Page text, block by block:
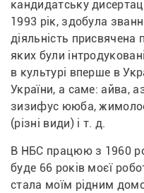
кандидатську
1993 рік, здобула
діяльність
яких були
в культурі вперше в
України, а саме: айва,
зизифус ююба,
(різні види) і т. д.
В НБС працюю з 1960
буде 66 років моєї
стала моїм рідним